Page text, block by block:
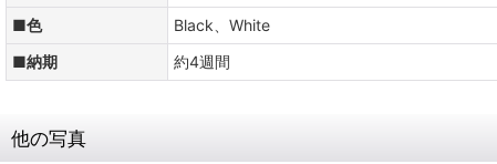
■色
Black、White
■納期
約4週間
他の写真